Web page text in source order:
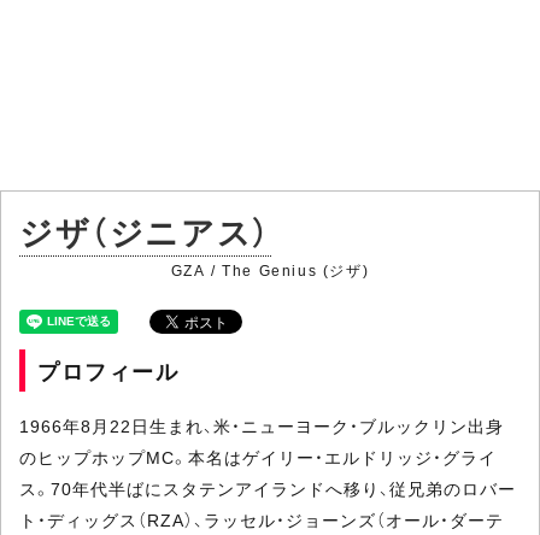
ジザ（ジニアス）
GZA / The Genius (ジザ)
プロフィール
1966年8月22日生まれ、米・ニューヨーク・ブルックリン出身
のヒップホップMC。本名はゲイリー・エルドリッジ・グライ
ス。70年代半ばにスタテンアイランドへ移り、従兄弟のロバー
ト・ディッグス（RZA）、ラッセル・ジョーンズ（オール・ダーテ